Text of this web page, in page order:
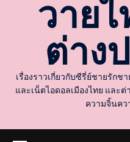
วาย
ต่าง
เรื่องราวเกี่ยวกับซีรี่ย์ชายรัก
และเน็ตไอดอลเมืองไทย และ
ความจิ้นคว